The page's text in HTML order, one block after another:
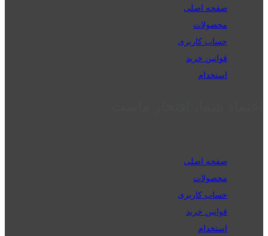
صفحه اصلی
محصولات
حساب کاربری
قوانین خرید
استخدام
صفحه اصلی
محصولات
حساب کاربری
قوانین خرید
استخدام